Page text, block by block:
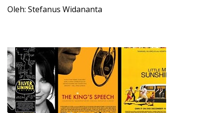
Oleh: Stefanus Widananta